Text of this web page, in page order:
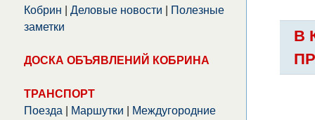
Кобрин
Деловые новости
Полезные
заметки
ДОСКА ОБЪЯВЛЕНИЙ КОБРИНА
ТРАНСПОРТ
Поезда
Маршутки Междугородние
В